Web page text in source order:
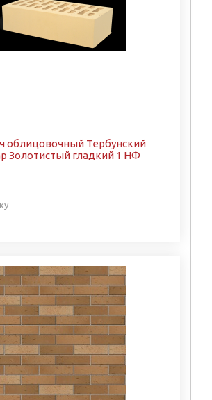
облицовочный Тербунский
Золотистый гладкий 1 НФ